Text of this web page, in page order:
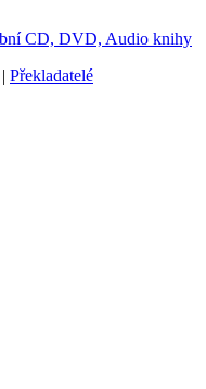
CD, DVD, Audio knihy
Překladatelé